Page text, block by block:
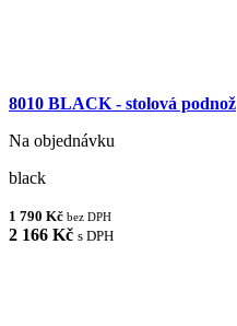
8010 BLACK - stolová podnož
Na objednávku
black
1 790 Kč bez DPH
2 166 Kč s DPH